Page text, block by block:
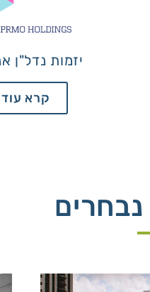
יזמות נדל"ן
קרא עוד
נבחרים